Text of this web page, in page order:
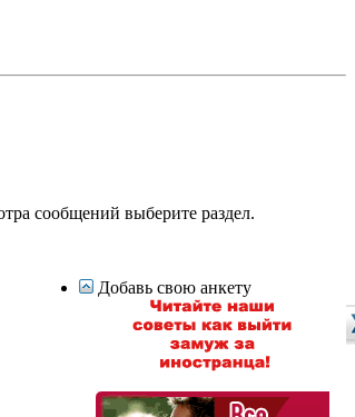
сообщений выберите раздел.
Добавь свою анкету